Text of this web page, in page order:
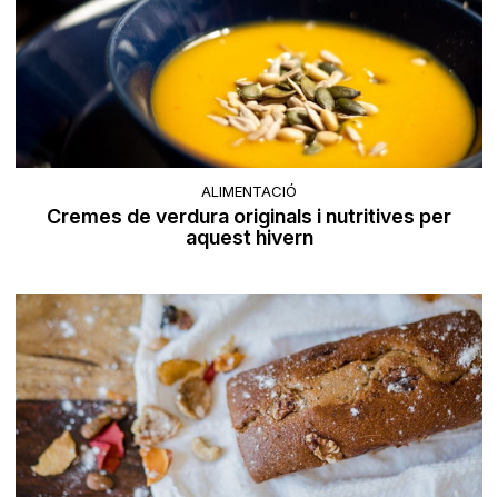
ALIMENTACIÓ
Cremes de verdura originals i nutritives per
aquest hivern